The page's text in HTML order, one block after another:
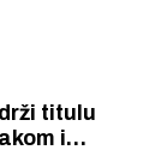
titulu
i